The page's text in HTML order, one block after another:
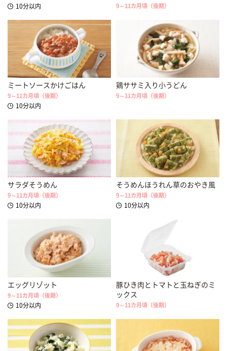
10分以内 9～11カ月頃（後期）
ミートソースかけごはん
9～11カ月頃（後期）
10分以内
鶏ササミ入り小うどん
9～11カ月頃（後期）
サラダそうめん
9～11カ月頃（後期）
10分以内
そうめんほうれん草のおやき風
9～11カ月頃（後期）
10分以内
エッグリゾット
9～11カ月頃（後期）
10分以内
豚ひき肉とトマトと玉ねぎのミ
ックス
9～11カ月頃（後期）